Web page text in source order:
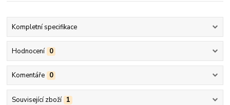
Kompletní specifikace
Hodnocení 0
Komentáře 0
Související zboží 1